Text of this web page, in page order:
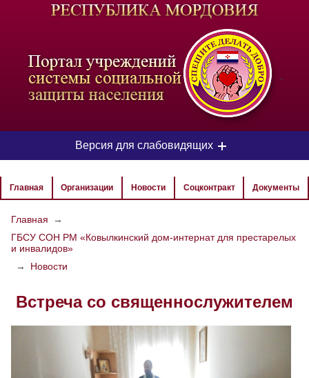
-
Версия для слабовидящих
ЦВЕТОВАЯ СХЕМА
РАЗМЕР ТЕКСТА
ИЗОБРАЖЕНИЯ
Скрыть Ч/б
Настройки по умолчанию
Главная Организации Новости Соцконтракт Документы
Главная
→
ГБСУ СОН РМ «Ковылкинский дом-интернат для престарелых
и инвалидов»
→
Новости
Встреча со священнослужителем